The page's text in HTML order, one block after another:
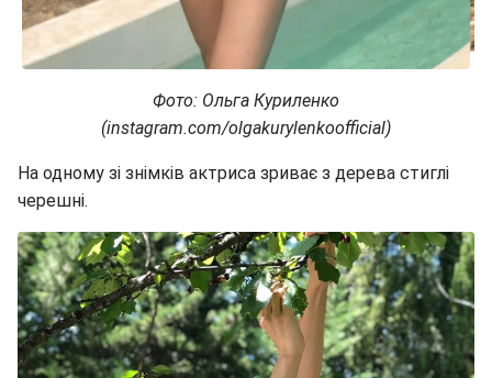
Фото: Ольга Куриленко
(instagram.com/olgakurylenkoofficial)
На одному зі знімків актриса зриває з дерева стиглі
черешні.